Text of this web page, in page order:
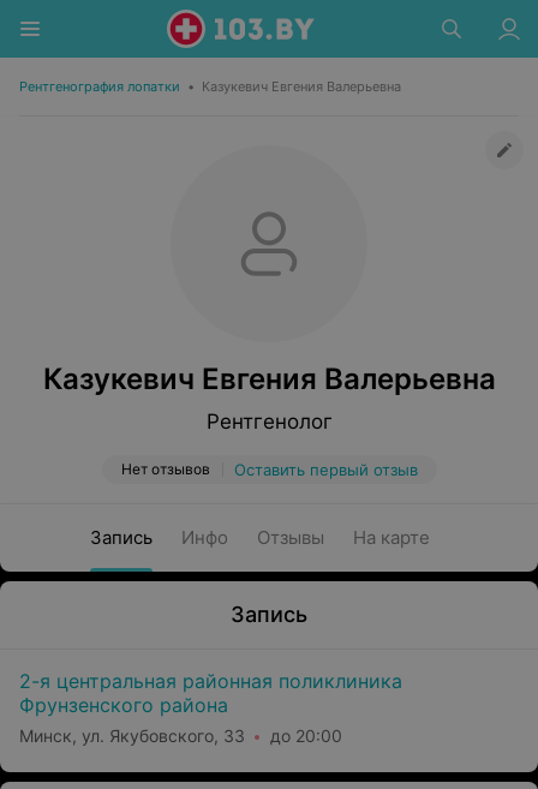
Рентгенография лопатки • Казукевич Евгения Валерьевна
Казукевич Евгения Валерьевна
Рентгенолог
Нет отзывов Оставить первый отзыв
Запись Инфо Отзывы На карте
Запись
2-я центральная районная поликлиника
Фрунзенского района
Минск, ул. Якубовского, 33 до 20:00